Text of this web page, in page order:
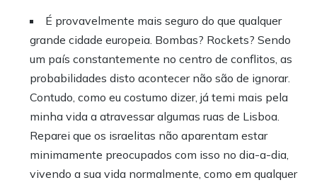
É provavelmente mais seguro do que qualquer
grande cidade europeia. Bombas? Rockets? Sendo
um país constantemente no centro de conflitos, as
probabilidades disto acontecer não são de ignorar.
Contudo, como eu costumo dizer, já temi mais pela
minha vida a atravessar algumas ruas de Lisboa.
Reparei que os israelitas não aparentam estar
minimamente preocupados com isso no dia-a-dia,
vivendo a sua vida normalmente, como em qualquer